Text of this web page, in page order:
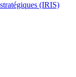
(IRIS)